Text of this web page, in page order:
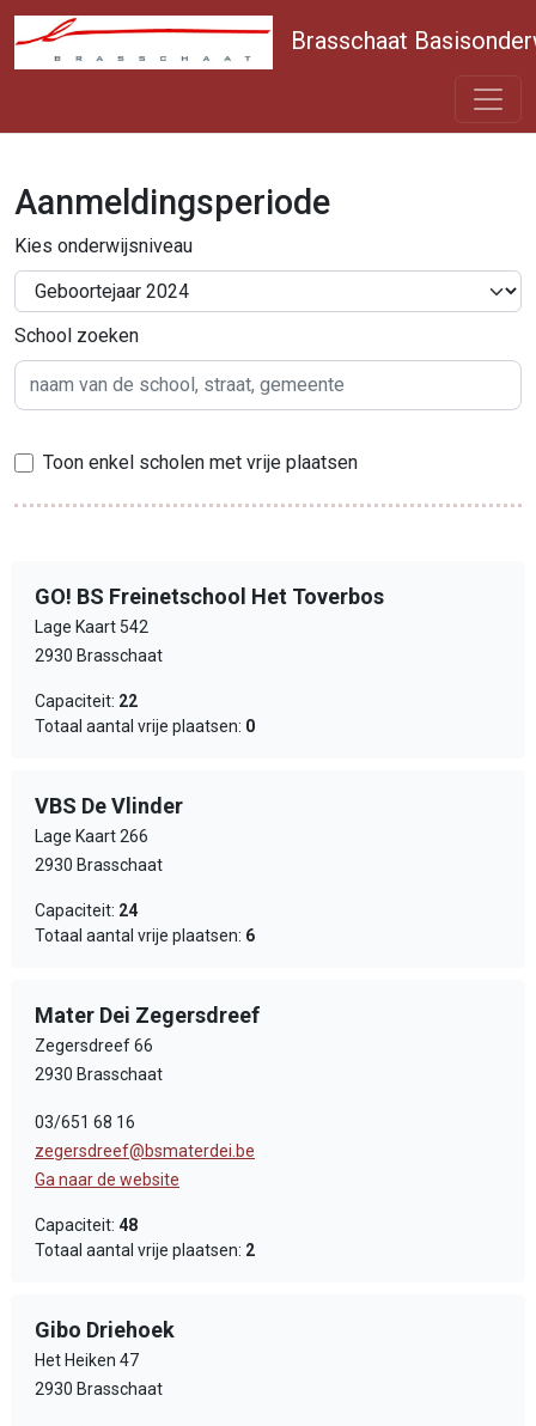
Brasschaat
Aanmeldingsperiode
Kies onderwijsniveau
School zoeken
Toon enkel scholen met vrije plaatsen
GO! BS Freinetschool Het Toverbos
Lage Kaart 542
2930 Brasschaat
Capaciteit: 22
Totaal aantal vrije plaatsen: 0
VBS De Vlinder
Lage Kaart 266
2930 Brasschaat
Capaciteit: 24
Totaal aantal vrije plaatsen: 6
Mater Dei Zegersdreef
Zegersdreef 66
2930 Brasschaat
03/651 68 16
zegersdreef@bsmaterdei.be
Ga naar de website
Capaciteit: 48
Totaal aantal vrije plaatsen: 2
Gibo Driehoek
Het Heiken 47
2930 Brasschaat